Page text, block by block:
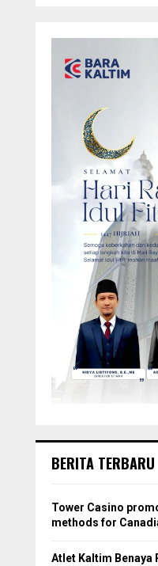
BERITA TERBARU
Tower Casino
methods for
Atlet Kaltim Benaya